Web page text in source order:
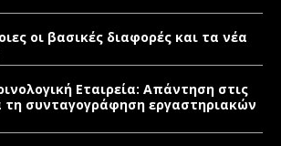
οι βασικές διαφορές και τα νέα
Εταιρεία: Απάντηση στις
τη συνταγογράφηση εργαστηριακών